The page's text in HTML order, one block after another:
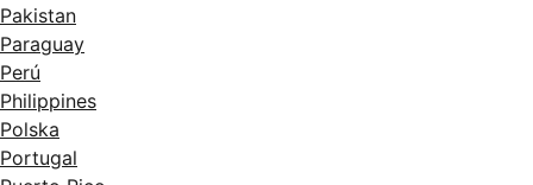
Pakistan
Paraguay
Perú
Philippines
Polska
Portugal